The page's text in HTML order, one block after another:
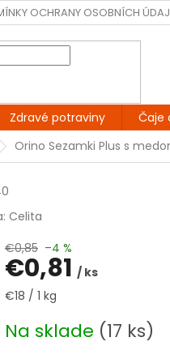
OCHRANY OSOBNÍCH
Zdravé potraviny Čaje
Orino Sezamki Plus s
Celita
€0,85 –4 %
€0,81 / ks
Jednotková
€18 / 1 kg
Na sklade (17 ks)